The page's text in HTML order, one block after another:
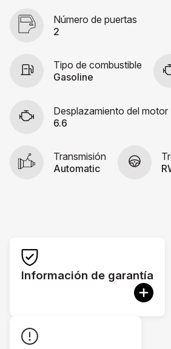
Número de puertas
2
Tipo de combustible
Gasoline
Desplazamiento del motor
6.6
Transmisión
Automatic
Información de garantía